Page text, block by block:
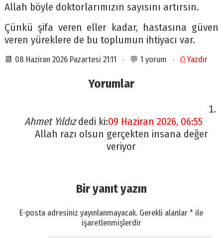
Allah böyle doktorlarımızın sayısını artırsın.
Çünkü şifa veren eller kadar, hastasına güven
veren yüreklere de bu toplumun ihtiyacı var.
📆 08 Haziran 2026 Pazartesi 21:11 · 💬 1 yorum · ⎙ Yazdır
Yorumlar
Ahmet Yıldız dedi ki:09 Haziran 2026, 06:55
Allah razı olsun gerçekten insana değer
veriyor
Bir yanıt yazın
E-posta adresiniz yayınlanmayacak. Gerekli alanlar* ile
işaretlenmişlerdir